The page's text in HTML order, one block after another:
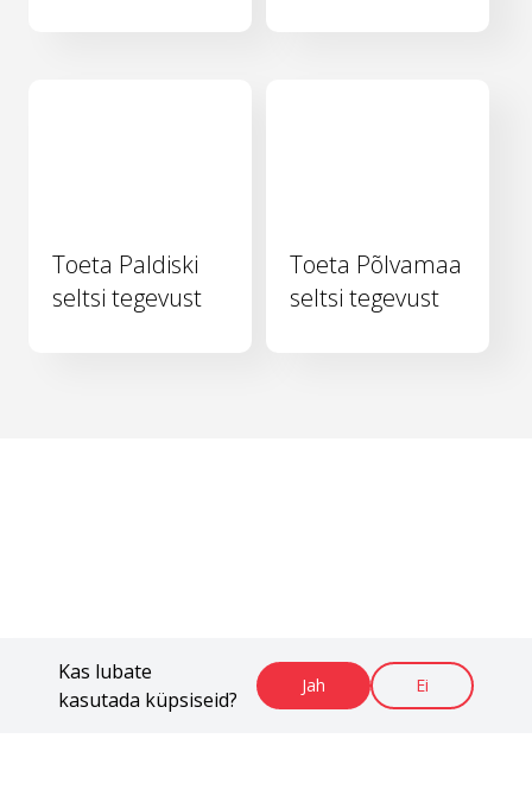
Kas lubate
kasutada küpsiseid?
Jah Ei
Toeta Paldiski
seltsi tegevust
Toeta Põlvamaa
seltsi tegevust